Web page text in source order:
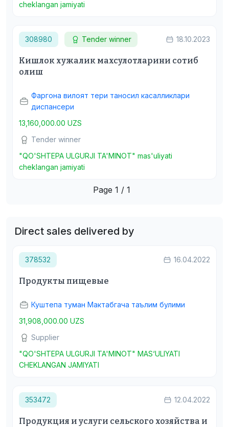
cheklangan jamiyati
308980 Tender winner 18.10.2023
Кишлок хужалик махсулотларини сотиб
олиш
Фаргона вилоят тери таносил касалликлари
диспансери
13,160,000.00 UZS
Tender winner
"QO'SHTEPA ULGURJI TA'MINOT" mas'uliyati
cheklangan jamiyati
Page 1 / 1
Direct sales delivered by
378532 16.04.2022
Продукты пищевые
Куштепа туман Мактабгача таълим булими
31,908,000.00 UZS
Supplier
"QO'SHTEPA ULGURJI TA'MINOT" MAS‘ULIYATI
CHEKLANGAN JAMIYATI
353472 12.04.2022
Продукция и услуги сельского хозяйства и